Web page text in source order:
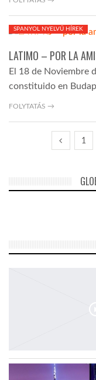
2011-12-19
SPANYOL NYELVŰ HÍREK
LATIMO – POR LA
El 18 de Noviembre
constituido en
FOLYTATÁS →
1